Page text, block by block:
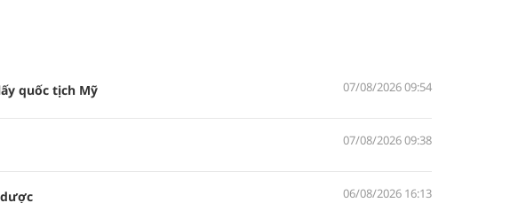
quốc tịch Mỹ 07/08/2026 09:54
07/08/2026 09:38
06/08/2026 16:13